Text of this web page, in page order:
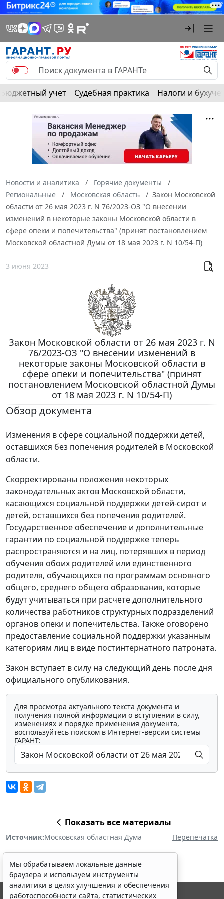
Бюджетный учет Судебная практика Налоги и
Новости и аналитика
Горячие документы
Региональные
Московская область
Закон Московской
области от 26 мая 2023 г. N 76/2023-ОЗ "О внесении
изменений в некоторые законы Московской области в
сфере опеки и попечительства" (принят постановлением
Московской областной Думы от 18 мая 2023 г. N 10/54-П)
3 июня 2023
Закон Московской области от 26 мая 2023 г. N
76/2023-ОЗ "О внесении изменений в
некоторые законы Московской области в
сфере опеки и попечительства" (принят
постановлением Московской областной Думы
от 18 мая 2023 г. N 10/54-П)
Обзор документа
Изменения в сфере социальной поддержки детей,
оставшихся без попечения родителей в Московской
области.
Скорректированы положения некоторых
законодательных актов Московской области,
касающихся социальной поддержки детей-сирот и
детей, оставшихся без попечения родителей.
Государственное обеспечение и дополнительные
гарантии по социальной поддержке теперь
распространяются и на лиц, потерявших в период
обучения обоих родителей или единственного
родителя, обучающихся по программам основного
общего, среднего общего образования, которые
будут учитываться при расчете дополнительного
количества работников структурных подразделений
органов опеки и попечительства. Также оговорено
предоставление социальной поддержки указанным
категориям лиц в виде постинтернатного патроната.
Закон вступает в силу на следующий день после дня
официального опубликования.
Для просмотра актуального текста документа и
получения полной информации о вступлении в силу,
изменениях и порядке применения документа,
воспользуйтесь поиском в Интернет-версии системы
ГАРАНТ:
Показать все материалы
Источник:Московская областная Дума Перепечатка
Мы обрабатываем локальные данные
браузера и используем инструменты
аналитики в целях улучшения и обеспечения
работоспособности сайта, статистических